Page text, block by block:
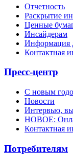
Отчетность
Раскрытие
Ценные
Инсайдерам
Информация
Контактная
Пресс-центр
С новым
Новости
Интервью,
НОВОЕ:
Контактная
Потребителям